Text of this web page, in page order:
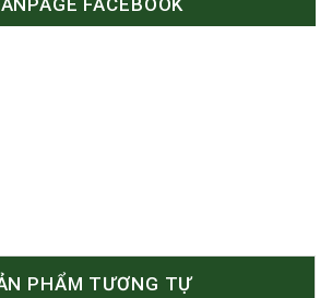
PHẨM TƯƠNG TỰ